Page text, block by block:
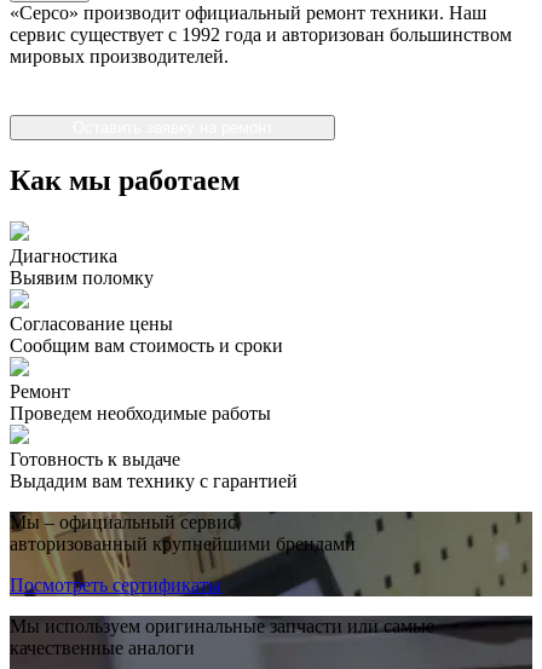
«Серсо» производит официальный ремонт техники. Наш
сервис существует с 1992 года и авторизован большинством
мировых производителей.
Как мы работаем
Диагностика
Выявим поломку
Согласование цены
Сообщим вам стоимость и сроки
Ремонт
Проведем необходимые работы
Готовность к выдаче
Выдадим вам технику с гарантией
Мы – официальный сервис,
авторизованный крупнейшими брендами
Посмотреть сертификаты
Мы используем оригинальные запчасти или самые
качественные аналоги